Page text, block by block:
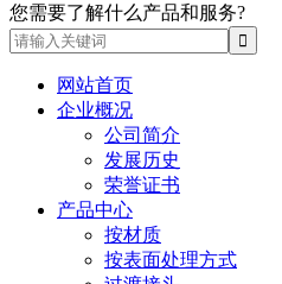
您需要了解什么产品和服务?
网站首页
企业概况
公司简介
发展历史
荣誉证书
产品中心
按材质
按表面处理方式